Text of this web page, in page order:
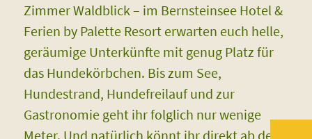
Zimmer Waldblick – im Bernsteinsee Hotel &
Ferien by Palette Resort erwarten euch helle,
geräumige Unterkünfte mit genug Platz für
das Hundekörbchen. Bis zum See,
Hundestrand, Hundefreilauf und zur
Gastronomie geht ihr folglich nur wenige
Meter. Und natürlich könnt ihr direkt ab der